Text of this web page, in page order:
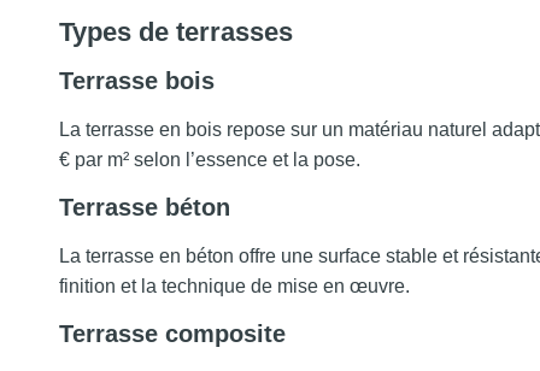
Types de terrasses
Terrasse bois
La terrasse en bois repose sur un matériau naturel
€ par m² selon l’essence et la pose.
Terrasse béton
La terrasse en béton offre une surface stable et
finition et la technique de mise en œuvre.
Terrasse composite